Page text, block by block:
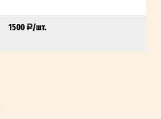
1500 /шт.